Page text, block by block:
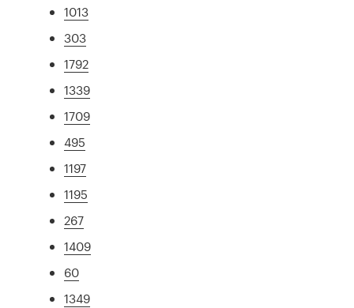
1013
303
1792
1339
1709
495
1197
1195
267
1409
60
1349